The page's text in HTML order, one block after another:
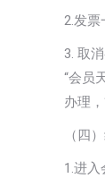
2.发票
3. 取
“会员
办理
（四
1.进